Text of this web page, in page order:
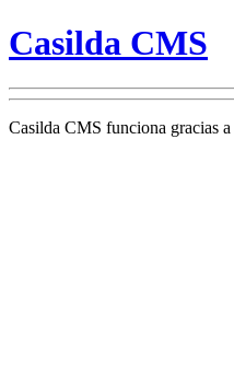
Casilda CMS
Casilda CMS funciona gracias a